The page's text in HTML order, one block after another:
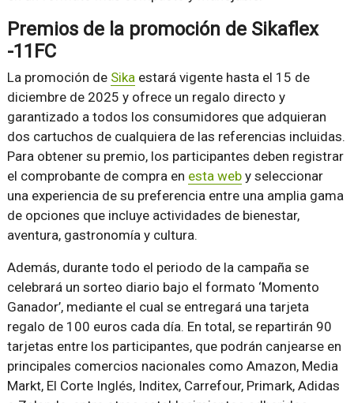
Premios de la promoción de Sikaflex
-11FC
La promoción de Sikaestará vigente hasta el 15 de
diciembre de 2025 y ofrece un regalo directo y
garantizado a todos los consumidores que adquieran
dos cartuchos de cualquiera de las referencias incluidas.
Para obtener su premio, los participantes deben registrar
el comprobante de compra en esta weby seleccionar
una experiencia de su preferencia entre una amplia gama
de opciones que incluye actividades de bienestar,
aventura, gastronomía y cultura.
Además, durante todo el periodo de la campaña se
celebrará un sorteo diario bajo el formato ‘Momento
Ganador’, mediante el cual se entregará una tarjeta
regalo de 100 euros cada día. En total, se repartirán 90
tarjetas entre los participantes, que podrán canjearse en
principales comercios nacionales como Amazon, Media
Markt, El Corte Inglés, Inditex, Carrefour, Primark, Adidas